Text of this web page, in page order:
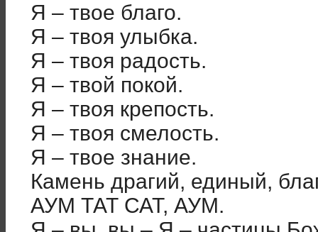
Я – твое благо.
Я – твоя улыбка.
Я – твоя радость.
Я – твой покой.
Я – твоя крепость.
Я – твоя смелость.
Я – твое знание.
Камень драгий, единый,
АУМ ТАТ САТ, АУМ.